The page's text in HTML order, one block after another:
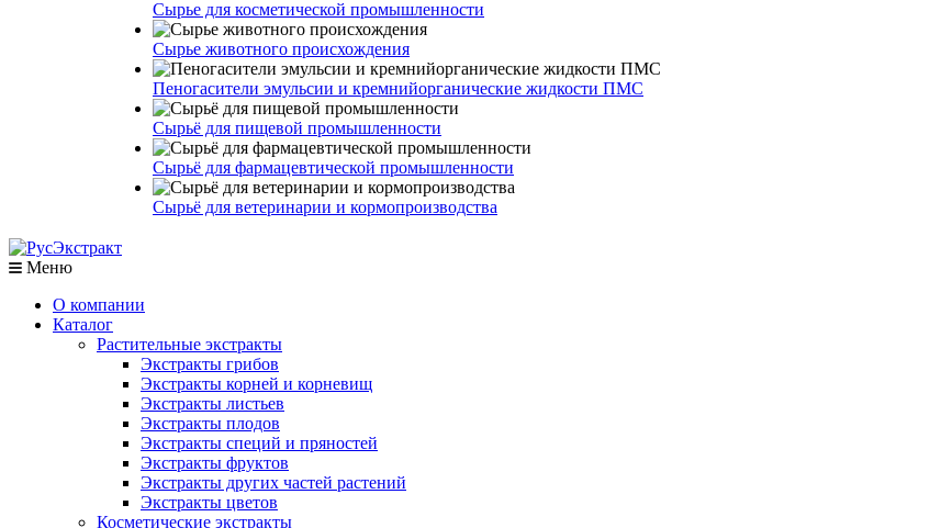
Сырье для косметической промышленности
Сырье животного происхождения
Пеногасители эмульсии и кремнийорганические жидкости ПМС
Сырьё для пищевой промышленности
Сырьё для фармацевтической промышленности
Сырьё для ветеринарии и кормопроизводства
Меню
О компании
Каталог
Растительные экстракты
Экстракты грибов
Экстракты корней и корневищ
Экстракты листьев
Экстракты плодов
Экстракты специй и пряностей
Экстракты фруктов
Экстракты других частей растений
Экстракты цветов
Косметические экстракты